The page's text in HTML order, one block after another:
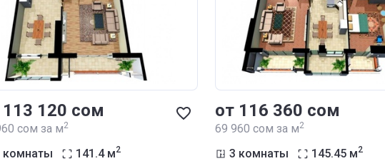
‍113 120 сом
сом за м2
комнаты 141.4 м2
от ‍116 360 сом
‍69 960 сом за м2
3 комнаты 145.45 м2